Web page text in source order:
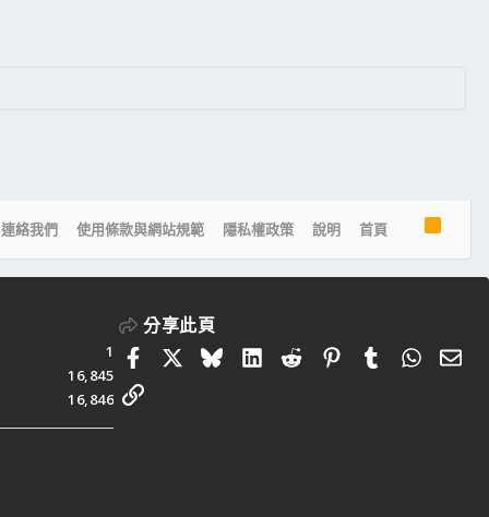
連絡我們 使用條款與網站規範 隱私權政策 說明 首頁
1
16,845
16,846
分享此頁
FacebookBlueskyLinkedIn
RedditPinterestTumblr 電
連結